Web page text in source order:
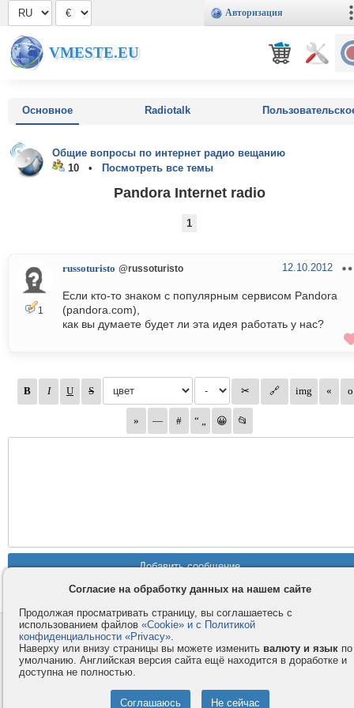
Авторизация
VMESTE.EU
Основное Radiotalk
Общие вопросы по интернет радио вещанию
10 •
Посмотреть все темы
Pandora Internet radio
1
1
russoturisto @russoturisto 12.10.2012
Если кто-то знаком с популярным сервисом Pandora
(pandora.com),
как вы думаете будет ли эта идея работать у нас?
Контакты
Компания
Правила и условия
Услуги
Форумы
Согласие на обработку данных на нашем сайте
Продолжая просматривать страницу, вы соглашаетесь с
использованием файлов «Cookie» и с Политикой
конфиденциальности «Privacy».
Наверху или внизу страницы вы можете изменить валюту и язык по
умолчанию. Английская версия сайта ещё находится в доработке и
доступна не полностью.